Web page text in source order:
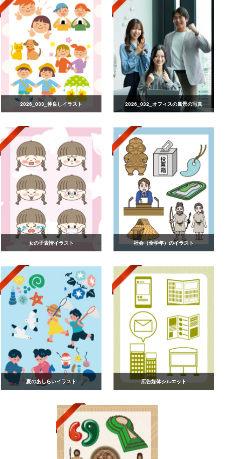
2026_033_仲良しイラスト 2026_032_オフィスの風景の写真
女の子表情イラスト 社会（全学年）のイラスト
夏のあしらいイラスト 広告媒体シルエット